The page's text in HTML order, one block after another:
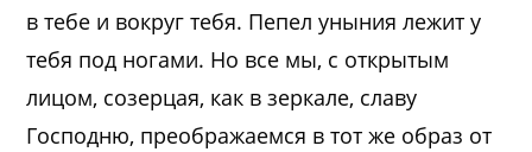
в тебе и вокруг тебя. Пепел уныния лежит у
тебя под ногами. Но все мы, с открытым
лицом, созерцая, как в зеркале, славу
Господню, преображаемся в тот же образ от